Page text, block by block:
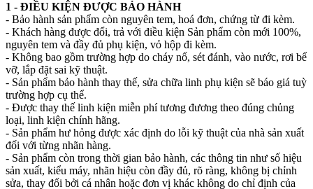
1 - ĐIỀU KIỆN ĐƯỢC BẢO HÀNH
- Bảo hành sản phẩm còn nguyên tem, hoá đơn, chứng từ đi kèm.
- Khách hàng được đổi, trả với điều kiện Sản phẩm còn mới 100%,
nguyên tem và đầy đủ phụ kiện, vỏ hộp đi kèm.
- Không bao gồm trường hợp do cháy nổ, sét đánh, vào nước, rơi bể
vỡ, lắp đặt sai kỹ thuật.
- Sản phẩm bảo hành thay thế, sửa chữa linh phụ kiện sẽ báo giá tuỳ
trường hợp cụ thể.
- Được thay thế linh kiện miễn phí tương đương theo đúng chủng
loại, linh kiện chính hãng.
- Sản phẩm hư hỏng được xác định do lỗi kỹ thuật của nhà sản xuất
đối với từng nhãn hàng.
- Sản phẩm còn trong thời gian bảo hành, các thông tin như số hiệu
sản xuất, kiểu máy, nhãn hiệu còn đầy đủ, rõ ràng, không bị chỉnh
sửa, thay đổi bởi cá nhân hoặc đơn vị khác không do chỉ định của